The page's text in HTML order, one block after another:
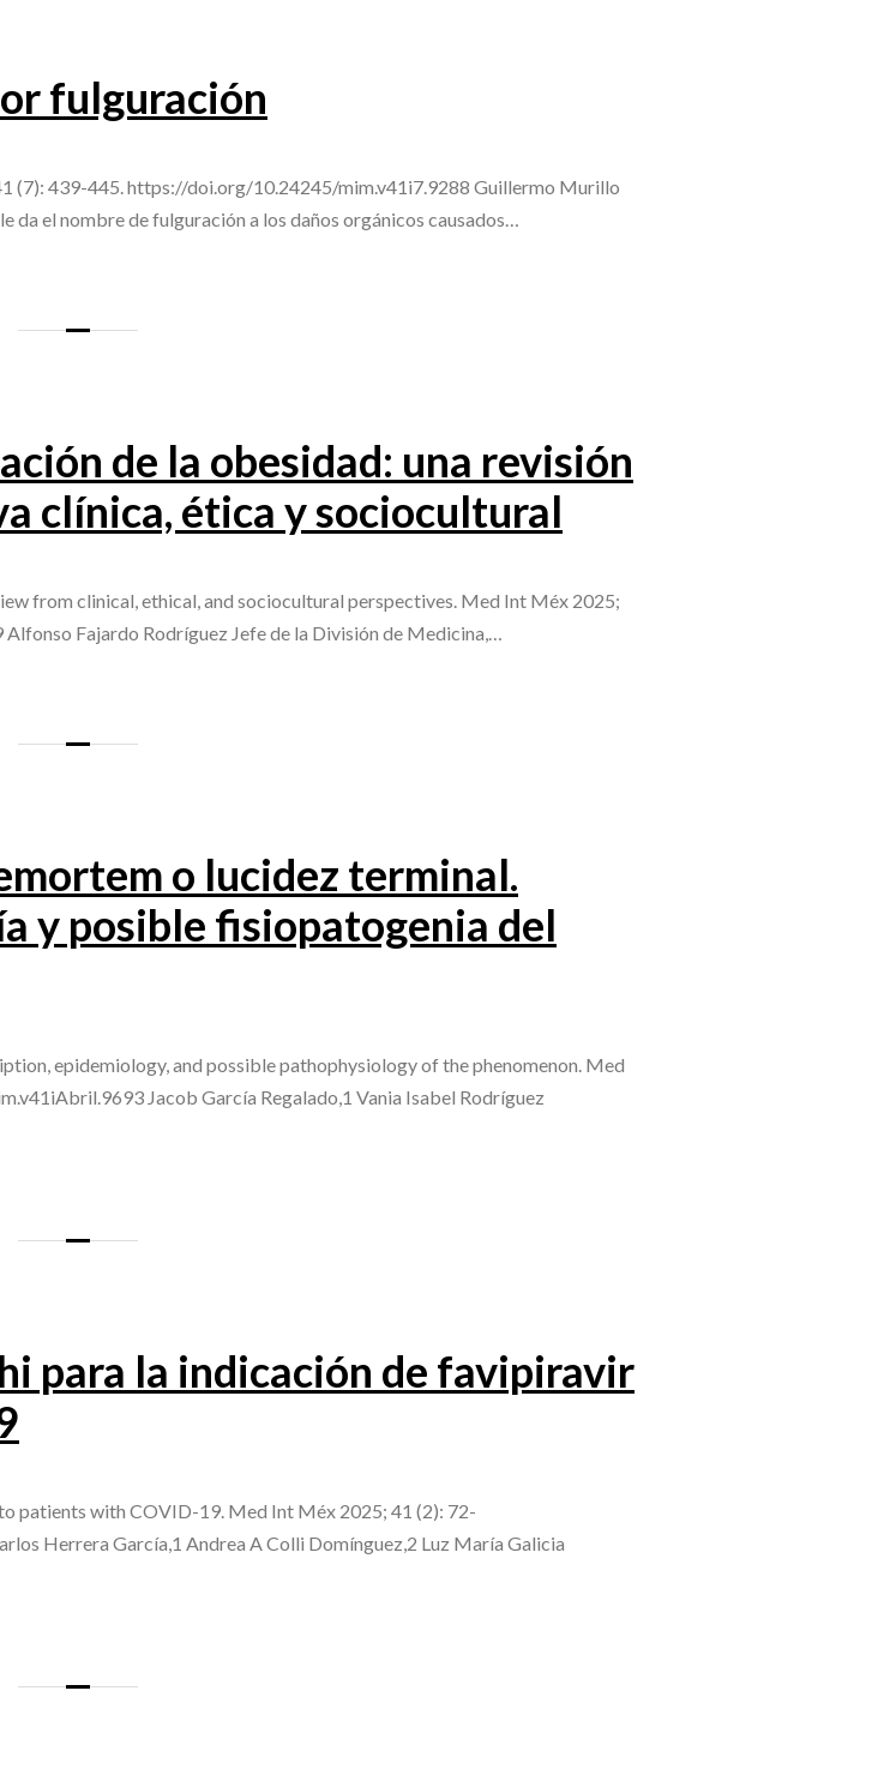
fulguración
(7): 439-445. https://doi.org/10.24245/mim.v41i7.9288 Guillermo Murillo
da el nombre de fulguración a los daños orgánicos causados…
de la obesidad: una revisión
clínica, ética y sociocultural
from clinical, ethical, and sociocultural perspectives. Med Int Méx 2025;
Fajardo Rodríguez Jefe de la División de Medicina,…
o lucidez terminal.
y posible fisiopatogenia del
epidemiology, and possible pathophysiology of the phenomenon. Med
Jacob García Regalado,1 Vania Isabel Rodríguez
para la indicación de favipiravir
patients with COVID-19. Med Int Méx 2025; 41 (2): 72-
Herrera García,1 Andrea A Colli Domínguez,2 Luz María Galicia